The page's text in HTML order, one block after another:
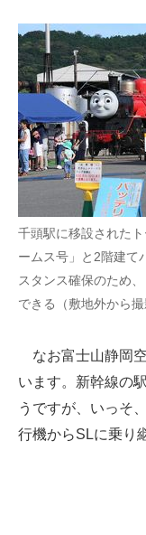
千頭駅に移設された
ームス号」と2階建て
スタンス確保のため
できる（敷地外から
なお富士山静岡
います。新幹線の
うですが、いっそ
行機からSLに乗り